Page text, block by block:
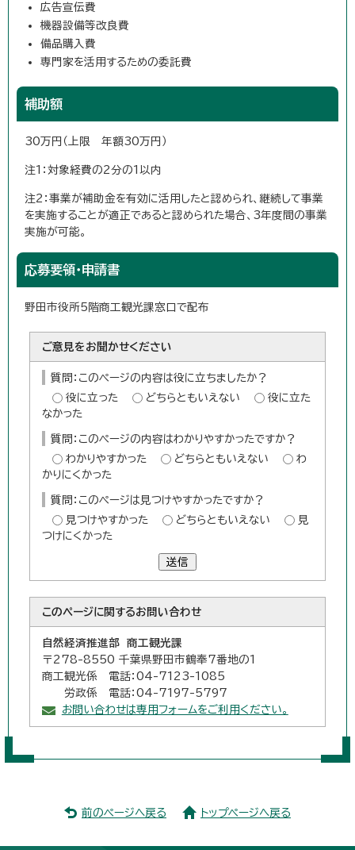
広告宣伝費
機器設備等改良費
備品購入費
専門家を活用するための委託費
補助額
30万円（上限 年額30万円）
注1：対象経費の2分の1以内
注2：事業が補助金を有効に活用したと認められ、継続して事業
を実施することが適正であると認められた場合、3年度間の事業
実施が可能。
応募要領・申請書
野田市役所5階商工観光課窓口で配布
ご意見をお聞かせください
質問：このページの内容は役に立ちましたか？
役に立った
どちらともいえない
役に立た
なかった
質問：このページの内容はわかりやすかったですか？
わかりやすかった
どちらともいえない
わ
かりにくかった
質問：このページは見つけやすかったですか？
見つけやすかった
どちらともいえない
見
つけにくかった
送信
このページに関するお問い合わせ
自然経済推進部 商工観光課
〒278-8550 千葉県野田市鶴奉7番地の1
商工観光係 電話：04-7123-1085
労政係 電話：04-7197-5797
お問い合わせは専用フォームをご利用ください。
前のページへ戻る トップページへ戻る